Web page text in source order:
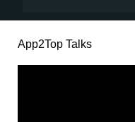
App2Top Talks